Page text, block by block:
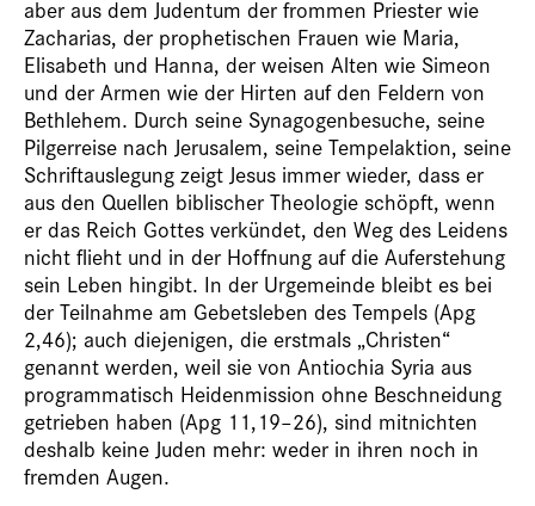
aber aus dem Judentum der frommen Priester wie
Zacharias, der prophetischen Frauen wie Maria,
Elisabeth und Hanna, der weisen Alten wie Simeon
und der Armen wie der Hirten auf den Feldern von
Bethlehem. Durch seine Synagogenbesuche, seine
Pilgerreise nach Jerusalem, seine Tempelaktion, seine
Schriftauslegung zeigt Jesus immer wieder, dass er
aus den Quellen biblischer Theologie schöpft, wenn
er das Reich Gottes verkündet, den Weg des Leidens
nicht flieht und in der Hoffnung auf die Auferstehung
sein Leben hingibt. In der Urgemeinde bleibt es bei
der Teilnahme am Gebetsleben des Tempels (Apg
2,46); auch diejenigen, die erstmals „Christen“
genannt werden, weil sie von Antiochia Syria aus
programmatisch Heidenmission ohne Beschneidung
getrieben haben (Apg 11,19–26), sind mitnichten
deshalb keine Juden mehr: weder in ihren noch in
fremden Augen.